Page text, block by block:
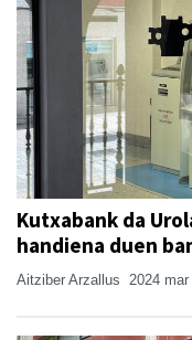
Kutxabank da
handiena duen
Aitziber Arzallus 2024 mar